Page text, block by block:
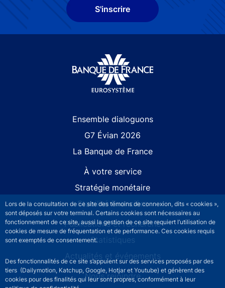
Lors de la consultation de ce site des témoins de connexion, dits « cookies »,
sont déposés sur votre terminal. Certains cookies sont nécessaires au
fonctionnement de ce site, aussi la gestion de ce site requiert l’utilisation de
cookies de mesure de fréquentation et de performance. Ces cookies requis
sont exemptés de consentement.
Des fonctionnalités de ce site s’appuient sur des services proposés par des
tiers (Dailymotion, Katchup, Google, Hotjar et Youtube) et génèrent des
cookies pour des finalités qui leur sont propres, conformément à leur
S'inscrire
Ensemble dialoguons
G7 Évian 2026
La Banque de France
À votre service
Stratégie monétaire
Stabilité financière
Publications et recherche
Statistiques
Actualités et événements
Nous rejoindre